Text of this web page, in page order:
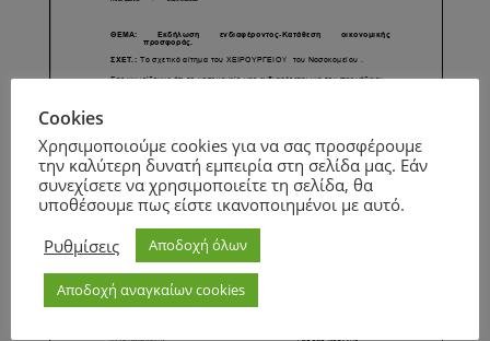
Cookies
Χρησιμοποιούμε cookies για να σας προσφέρουμε
την καλύτερη δυνατή εμπειρία στη σελίδα μας. Εάν
συνεχίσετε να χρησιμοποιείτε τη σελίδα, θα
υποθέσουμε πως είστε ικανοποιημένοι με αυτό.
Ρυθμίσεις
Αποδοχή όλων
Αποδοχή αναγκαίων cookies